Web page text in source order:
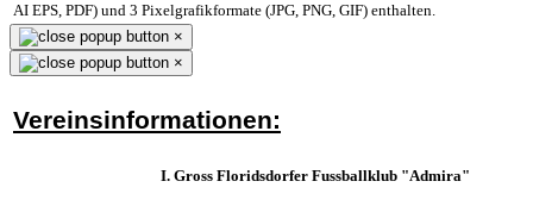
AI EPS, PDF) und 3 Pixelgrafikformate (JPG, PNG, GIF) enthalten.
×
×
Vereinsinformationen:
I. Gross Floridsdorfer Fussballklub "Admira"